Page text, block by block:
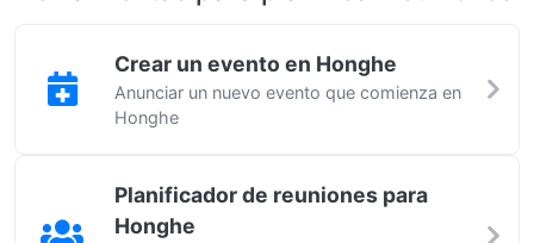
Crear un evento en Honghe
Anunciar un nuevo evento que comienza en
Honghe
Planificador de reuniones para
Honghe